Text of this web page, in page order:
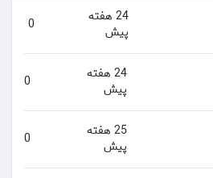
24 هفته
پیش
0
24 هفته
پیش
0
25 هفته
پیش
0